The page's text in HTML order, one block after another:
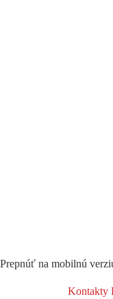
Prepnúť na mobilnú
Kontakty